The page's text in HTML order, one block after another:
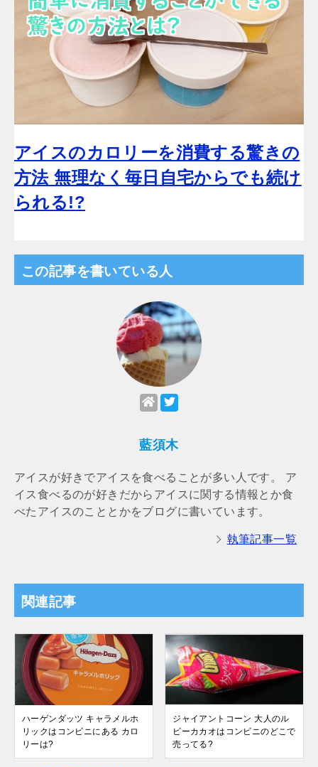
アイスのカロリーを消費する驚きの
方法 無理なく毎日自宅からでも続け
られる!?
この記事を書いている人
藍須木
アイスが好きでアイスを食べることが多い人です。 ア
イス食べるのが好きだからアイスに関する情報とか食
べたアイスのこととかをブログに書いています。
執筆記事一覧
関連記事
ハーゲンダッツ キャラメルホ
リックはコンビニにある カロ
リーは?
ジャイアントコーン 大人のル
ビーカカオはコンビニのどこで
売ってる?